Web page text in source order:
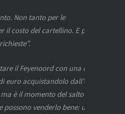
Non tanto per le
costo del cartellino. E poi non
il Feyenoord con una coppa.
acquistandolo dall’Once
è il momento del salto di
venderlo bene: un